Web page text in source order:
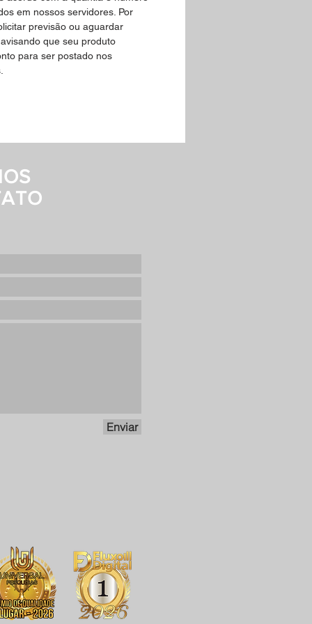
em nossos servidores. Por
previsão ou aguardar
que seu produto
para ser postado nos
Enviar